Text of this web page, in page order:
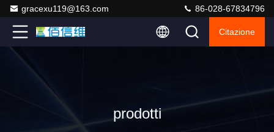
gracexu119@163.com 86-028-67834796
Citazione
prodotti